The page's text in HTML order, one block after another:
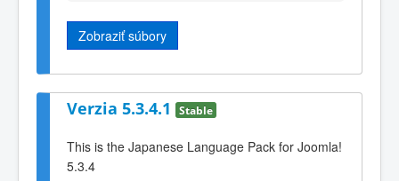
Zobraziť súbory
Verzia 5.3.4.1 Stable
This is the Japanese Language Pack for Joomla!
5.3.4